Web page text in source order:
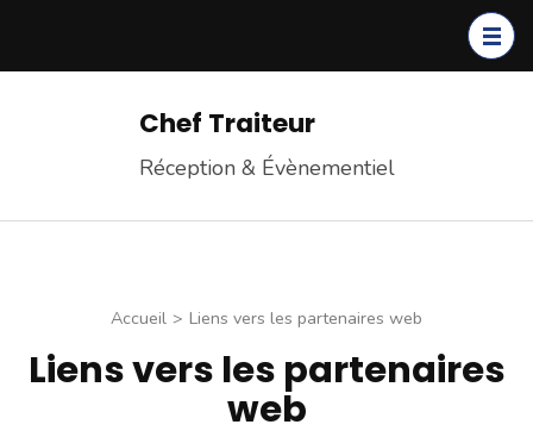
Chef Traiteur
Réception & Évènementiel
Accueil > Liens vers les partenaires web
Liens vers les partenaires
web